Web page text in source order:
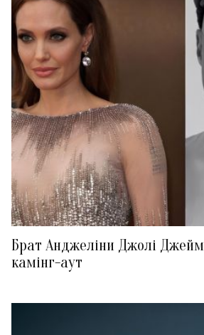
Брат Анджеліни Джолі
камінг-аут